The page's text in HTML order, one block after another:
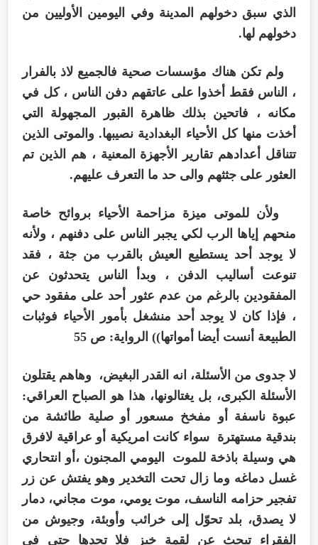
الذي سبق دخولهم المدينة وفي اليومين الأوليين من
دخولهم لها.
ولم تكن هناك مؤسسات صحية فالجميع لاذ بالفرار
، الناس فقط أخذوا على عاتقهم دفن الناس ، كل في
مكانه ، فاتحين بذلك ظاهرة القبور المجهولة التي
أخذت منها كل الأحياء البغدادية نصيبها. والموتى الذين
تتناقل أعدادهم تقارير الأجهزة المعنية ، هم الذين تم
العثور على جثثهم والى حد ما التعرف عليهم.
ولأن للموتى ميزة مزاحمة الأحياء بروائح خاصة
منحهم إياها الرب لكي يجبر الناس على دفنهم ، ولأنه
لا يوجد أحد يستطيع العيش بالقرب من جثة ، فقد
تنوعت أساليب الدفن ، وبدأ الناس يتحدثون عن
المفقودين بالرغم من عدم عثور أحد على مفقود حي
، فإذا كان لا يوجد أحد منشغل بأمور الأحياء فوثبات
الطبيعة أنست أيضا أمواتها)) الرواية: ص 55
لا جدوى من الأسئلة، انه القدر البغيض، وهاهم يقتلون
الأسئلة الكبرى، بل يغتالونها، هذا هو الصباح العراقي:
عبوة ناسفة أو مفخخ مسعور أو صلية طائشة من
بندقية مستهترة سواء كانت امريكية أو عراقية لافرق
هي وسيلة باذخة للموت اليومي المجنون ،أو انتحاري
غسل دماغه وما زال تحت التخدير وهو يفتش عن زر
تفجير حزامه الناسف، موت يومي، موت مجاني، دمار
لا يصدق، بلد تحوّل إلى خرائب وأوبئة، وجيوش من
الفقراء تبحث عن لقمة خبز فلا تجدها حتى في